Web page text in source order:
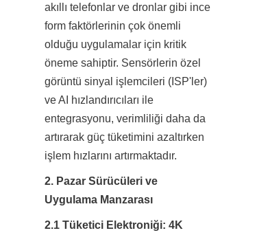
akıllı telefonlar ve dronlar gibi ince
form faktörlerinin çok önemli
olduğu uygulamalar için kritik
öneme sahiptir. Sensörlerin özel
görüntü sinyal işlemcileri (ISP'ler)
ve AI hızlandırıcıları ile
entegrasyonu, verimliliği daha da
artırarak güç tüketimini azaltırken
işlem hızlarını artırmaktadır.
2. Pazar Sürücüleri ve
Uygulama Manzarası
2.1 Tüketici Elektroniği: 4K